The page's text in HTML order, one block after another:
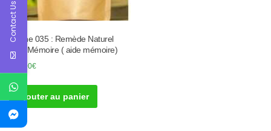
Tisane 035 : Remède Naturel
Aide Mémoire ( aide mémoire)
100.00€
Ajouter au panier
Contact Us